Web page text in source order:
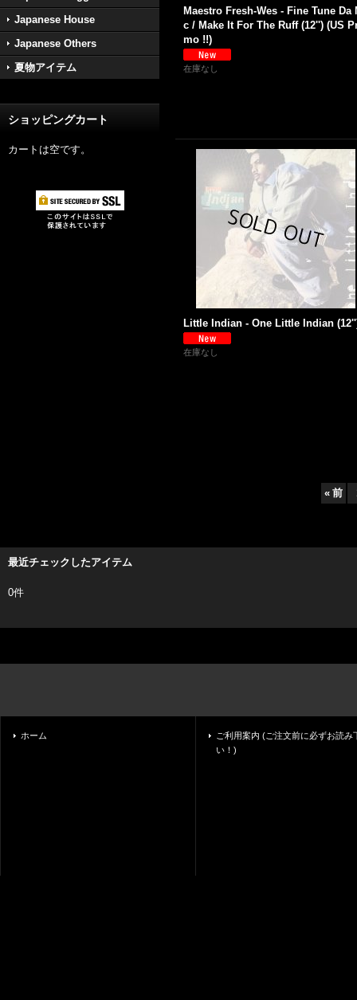
Japanese House
Japanese Others
夏物アイテム
ショッピングカート
カートは空です。
Maestro Fresh-Wes - Fine Tune Da
c / Make It For The Ruff (12'') (US
mo !!)
在庫なし
Little Indian - One Little Indian
在庫なし
« 前
最近チェックしたアイテム
0件
ホーム
ご利用案内 (ご注文前に必ずお読み
い！)